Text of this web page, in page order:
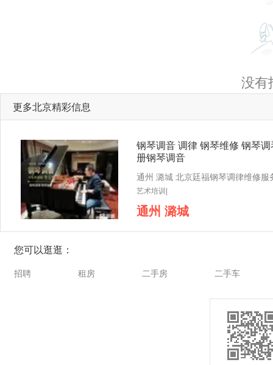
没有
更多北京精彩信息
钢琴调音 调律 钢琴维修 钢琴调
册钢琴调音
艺术培训|
通州 潞城
您可以逛逛：
招聘 租房 二手房 二手车